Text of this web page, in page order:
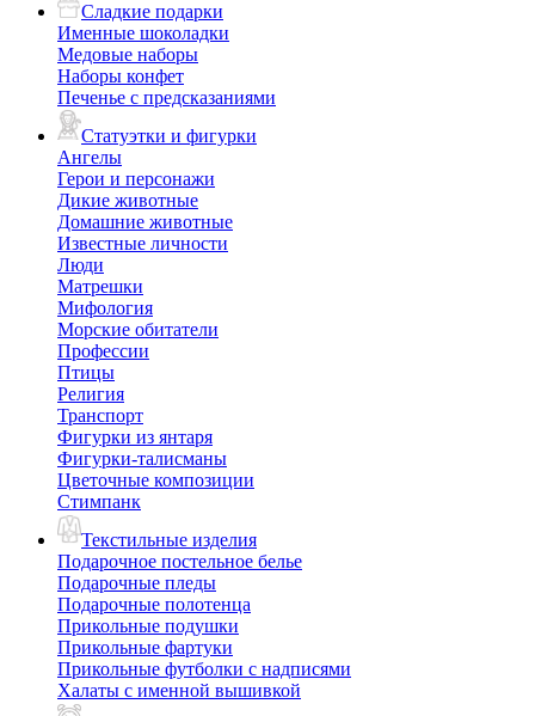
Сладкие подарки
Именные шоколадки
Медовые наборы
Наборы конфет
Печенье с предсказаниями
Статуэтки и фигурки
Ангелы
Герои и персонажи
Дикие животные
Домашние животные
Известные личности
Люди
Матрешки
Мифология
Морские обитатели
Профессии
Птицы
Религия
Транспорт
Фигурки из янтаря
Фигурки-талисманы
Цветочные композиции
Стимпанк
Текстильные изделия
Подарочное постельное белье
Подарочные пледы
Подарочные полотенца
Прикольные подушки
Прикольные фартуки
Прикольные футболки с надписями
Халаты с именной вышивкой